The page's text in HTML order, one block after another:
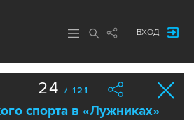
ВХОД
спорта в «Лужниках»
24 / 121